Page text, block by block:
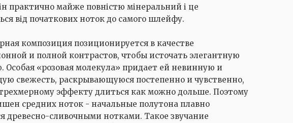
практично майже повністю мінеральний і це
від початкових ноток до самого шлейфу.
композиция позиционируется в качестве
и полной контрастов, чтобы источать элегантную
Особая «розовая молекула» придает ей невинную и
свежесть, раскрывающуюся постепенно и чувственно,
эффекту длиться как можно дольше. Поэтому
средних ноток - начальные полутона плавно
древесно-сливочными нотками. Такое звучание